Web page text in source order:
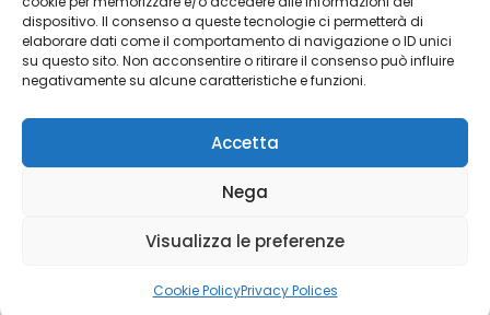
dispositivo. Il consenso a queste tecnologie ci permetterà di
elaborare dati come il comportamento di navigazione o ID unici
su questo sito. Non acconsentire o ritirare il consenso può influire
negativamente su alcune caratteristiche e funzioni.
Accetta
Nega
Visualizza le preferenze
Cookie PolicyPrivacy Polices
Nessuna categoria
Calvo Maria Group di Napoli Elisabetta - P.I. 02048840769 |
& Cyber Security Consultant- All Rights Reserved